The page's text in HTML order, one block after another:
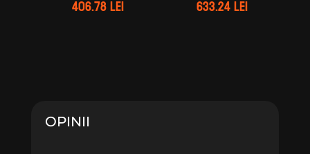
406.78lei 633.24lei
OPINII